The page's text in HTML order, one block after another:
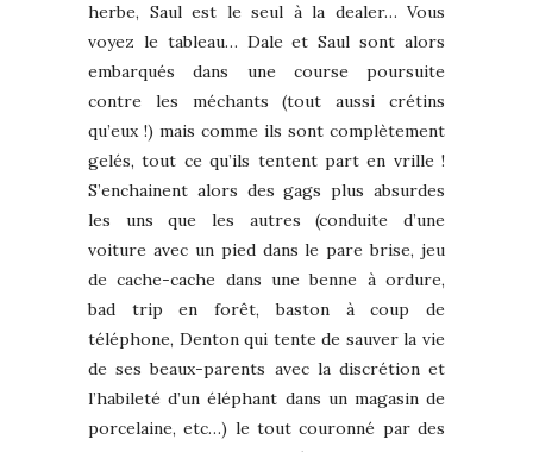
herbe, Saul est le seul à la dealer… Vous
voyez le tableau… Dale et Saul sont alors
embarqués dans une course poursuite
contre les méchants (tout aussi crétins
qu’eux !) mais comme ils sont complètement
gelés, tout ce qu’ils tentent part en vrille !
S’enchainent alors des gags plus absurdes
les uns que les autres (conduite d’une
voiture avec un pied dans le pare brise, jeu
de cache-cache dans une benne à ordure,
bad trip en forêt, baston à coup de
téléphone, Denton qui tente de sauver la vie
de ses beaux-parents avec la discrétion et
l’habileté d’un éléphant dans un magasin de
porcelaine, etc…) le tout couronné par des